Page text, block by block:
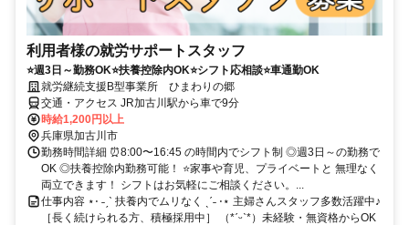
利用者様の就労サポートスタッフ
⭐週3日～勤務OK⭐扶養控除内OK⭐シフト応相談⭐車通勤OK
就労継続支援B型事業所 ひまわりの郷
交通・アクセス JR加古川駅から車で9分
時給1,200円以上
兵庫県加古川市
勤務時間詳細 ⏰8:00〜16:45 の時間内でシフト制 ◎週3日～の勤務で
OK ◎扶養控除内勤務可能！ ⭐家事や育児、プライベートと 無理なく
両立できます！ シフトはお気軽にご相談ください。...
仕事内容 ⋆⋅ ˗ˏˋ 扶養内でムリなく ˎˊ˗ ⋅⋆ 主婦さんスタッフ多数活躍中♪
［長く続けられる方、積極採用中］ （*ˊᵕˋ*）未経験・無資格からOK